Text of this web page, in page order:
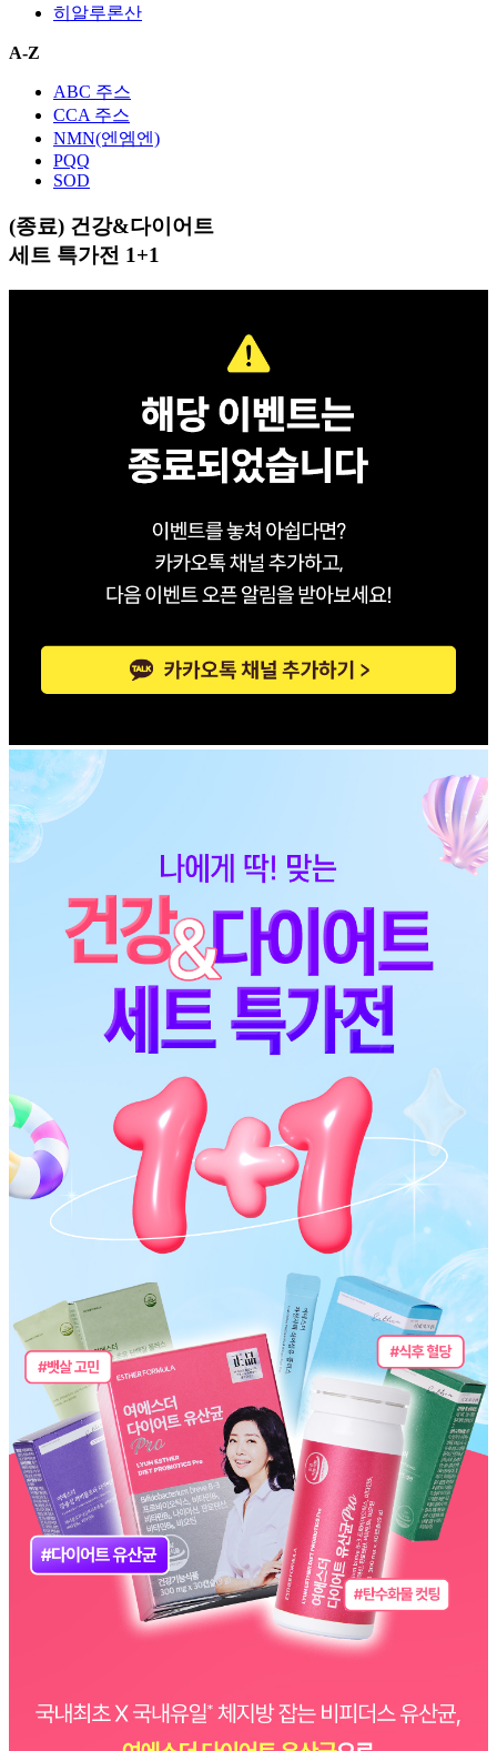
히알루론산
A-Z
ABC 주스
CCA 주스
NMN(엔엠엔)
PQQ
SOD
(종료) 건강&다이어트
세트 특가전 1+1